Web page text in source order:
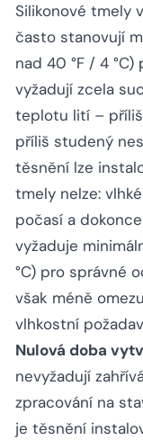
Silikonové tmely
často stanovují
nad 40 °F / 4
vyžadují zcela
teplotu lití –
příliš studený
těsnění lze
tmely nelze:
počasí a
vyžaduje
°C) pro správné
však méně
vlhkostní
Nulová doba
nevyžadují
zpracování na
je těsnění